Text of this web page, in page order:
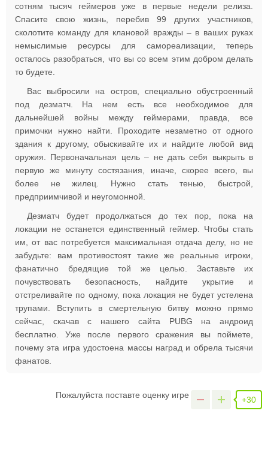
сотням тысяч геймеров уже в первые недели релиза.
Спасите свою жизнь, перебив 99 других участников,
сколотите команду для клановой вражды – в ваших руках
немыслимые ресурсы для самореализации, теперь
осталось разобраться, что вы со всем этим добром делать
то будете.
Вас выбросили на остров, специально обустроенный
под дезматч. На нем есть все необходимое для
дальнейшей войны между геймерами, правда, все
примочки нужно найти. Проходите незаметно от одного
здания к другому, обыскивайте их и найдите любой вид
оружия. Первоначальная цель – не дать себя выкрыть в
первую же минуту состязания, иначе, скорее всего, вы
более не жилец. Нужно стать тенью, быстрой,
предприимчивой и неугомонной.
Дезматч будет продолжаться до тех пор, пока на
локации не останется единственный геймер. Чтобы стать
им, от вас потребуется максимальная отдача делу, но не
забудьте: вам противостоят такие же реальные игроки,
фанатично бредящие той же целью. Заставьте их
почувствовать безопасность, найдите укрытие и
отстреливайте по одному, пока локация не будет устелена
трупами. Вступить в смертельную битву можно прямо
сейчас, скачав с нашего сайта PUBG на андроид
бесплатно. Уже после первого сражения вы поймете,
почему эта игра удостоена массы наград и обрела тысячи
фанатов.
Пожалуйста поставте оценку игре +30